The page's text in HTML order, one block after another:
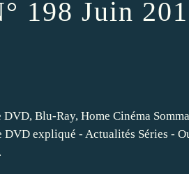
198 Juin
Blu-Ray, Home Cinéma
expliqué - Actualités Séries -